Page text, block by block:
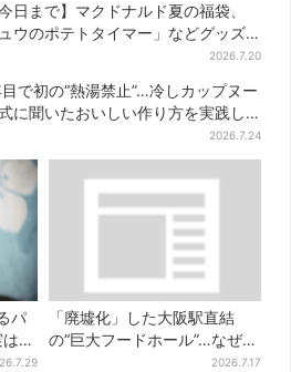
日まで】マクドナルド夏の福袋、
ュウのポテトタイマー」などグッズ3
2026.7.20
で初の“熱湯禁止”…冷しカップヌー
に聞いたおいしい作り方を実践し
2026.7.24
パ
、
臣
「廃墟化」した大阪駅直結
の“巨大フードホール”…なぜ？
実は、梅田ランチ＆カフェの
2026.7.17